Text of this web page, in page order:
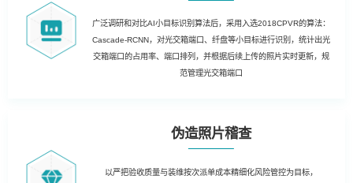
广泛调研和对比AI小目标识别算法后，采用入选2018CPVR的算法：
Cascade-RCNN，对光交箱端口、纤盘等小目标进行识别，统计出光
交箱端口的占用率、端口排列，并根据后续上传的照片实时更新，规
范管理光交箱端口
伪造照片稽查
以严把验收质量与装维按次派单成本精细化风险管控为目标，